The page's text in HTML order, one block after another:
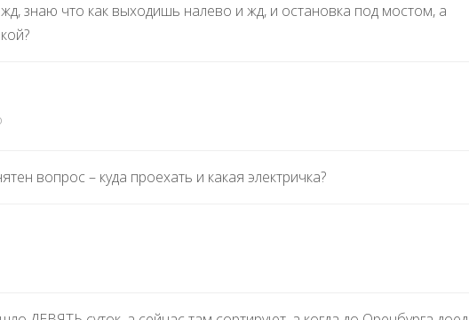
знаю что как выходишь налево и жд, и остановка под мостом, а
вопрос – куда проехать и какая электричка?